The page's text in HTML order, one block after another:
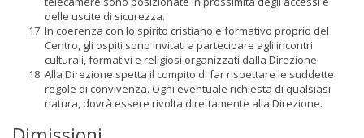
delle uscite di sicurezza.
In coerenza con lo spirito cristiano e formativo proprio del
Centro, gli ospiti sono invitati a partecipare agli incontri
culturali, formativi e religiosi organizzati dalla Direzione.
Alla Direzione spetta il compito di far rispettare le suddette
regole di convivenza. Ogni eventuale richiesta di qualsiasi
natura, dovrà essere rivolta direttamente alla Direzione.